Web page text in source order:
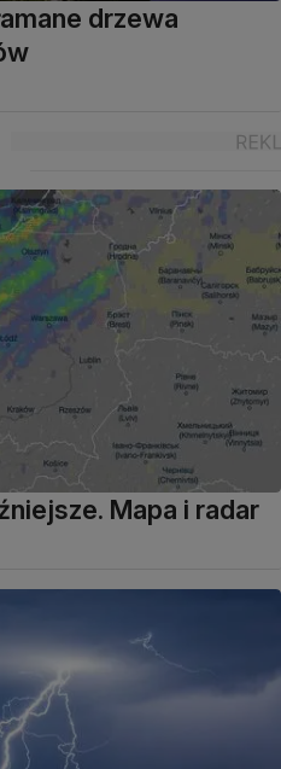
drzewa
Mapa i radar